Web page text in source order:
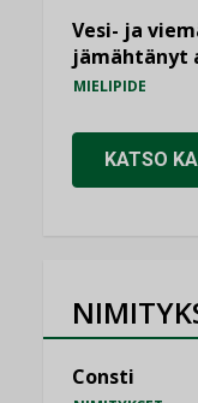
Vesi- ja
jämähtänyt
MIELIPIDE
KATSO
Consti